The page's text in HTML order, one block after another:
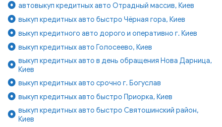
автовыкуп кредитных авто Отрадный массив, Киев
выкуп кредитных авто быстро Чёрная гора, Киев
выкуп кредитного авто дорого и оперативно г. Киев
выкуп кредитных авто Голосеево, Киев
выкуп кредитных авто в день обращения Нова Дарница,
Киев
выкуп кредитных авто срочно г. Богуслав
выкуп кредитных авто быстро Приорка, Киев
выкуп кредитных авто быстро Святошинский район,
Киев